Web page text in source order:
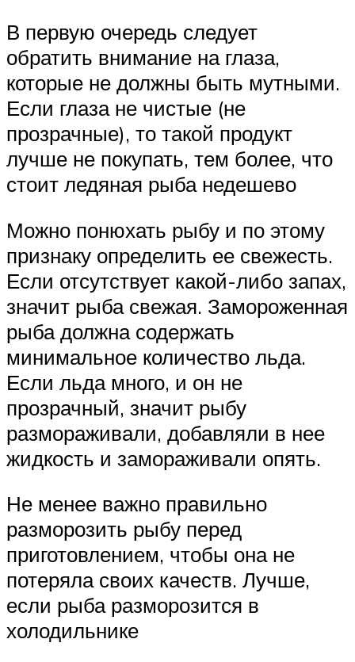
В первую очередь следует
обратить внимание на глаза,
которые не должны быть мутными.
Если глаза не чистые (не
прозрачные), то такой продукт
лучше не покупать, тем более, что
стоит ледяная рыба недешево
Можно понюхать рыбу и по этому
признаку определить ее свежесть.
Если отсутствует какой-либо запах,
значит рыба свежая. Замороженная
рыба должна содержать
минимальное количество льда.
Если льда много, и он не
прозрачный, значит рыбу
размораживали, добавляли в нее
жидкость и замораживали опять.
Не менее важно правильно
разморозить рыбу перед
приготовлением, чтобы она не
потеряла своих качеств. Лучше,
если рыба разморозится в
холодильнике